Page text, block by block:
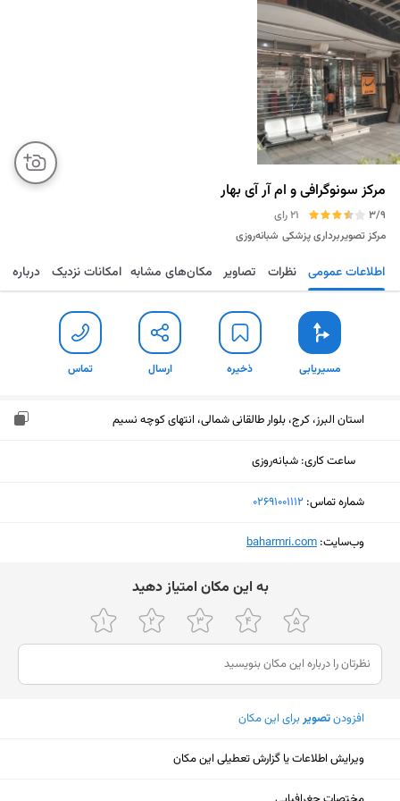
مرکز سونوگرافی و ام آر آی بهار
3/9
21 رای
مرکز تصویربرداری پزشکی شبانه‌روزی
مسیریابی ذخیره ارسال تماس اطلاعات عمومی نظرات تصاویر مکان‌های مشابه امکانات نزدیک درباره
مسیریابی ذخیره ارسال تماس
استان البرز، کرج، بلوار طالقانی شمالی، انتهای کوچه نسیم
ساعت کاری: شبانه‌روزی
شماره تماس: ‎02691001112
وب‌سایت: ‎baharmri.com
ﺑﻪ اﯾﻦ ﻣﮑﺎن اﻣﺘﯿﺎز دﻫﯿﺪ
افزودنتصویربرای این مکان
ویرایش اطلاعات یا گزارش تعطیلی این مکان